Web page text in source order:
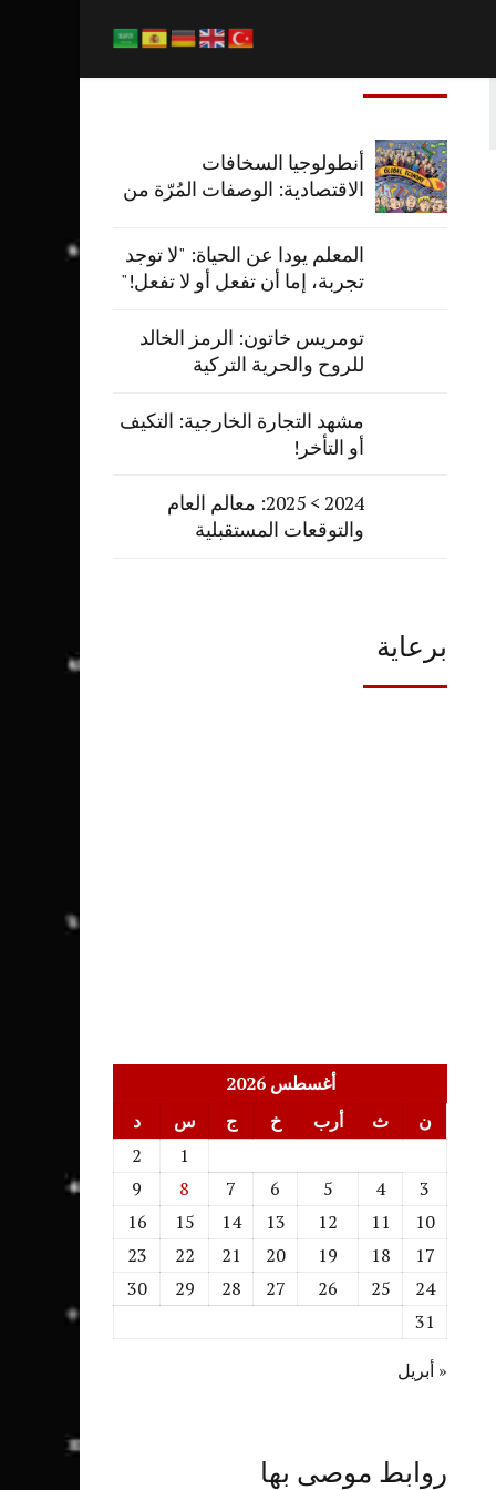
المشاركات الاخيرة
أنطولوجيا السخافات
الاقتصادية: الوصفات المُرّة من
المعلم يودا عن الحياة: "لا توجد
تجربة، إما أن تفعل أو لا تفعل!"
تومريس خاتون: الرمز الخالد
للروح والحرية التركية
مشهد التجارة الخارجية: التكيف
أو التأخر!
2024 > 2025: معالم العام
والتوقعات المستقبلية
برعاية
أغسطس 2026
ن
ث أرب خ ج س
د
1
2
3
4
5
6
7
8
9
10
11
12
13
14
15
16
17
18
19
20
21
22
23
24
25
26
27
28
29
30
31
« أبريل
روابط موصى بها